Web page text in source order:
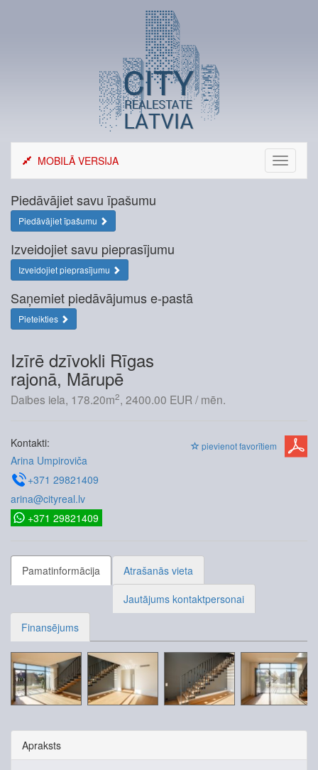
Toggle
MOBILĀ VERSIJA
Piedāvājiet savu īpašumu
Piedāvājiet īpašumu
Izveidojiet savu pieprasījumu
Izveidojiet pieprasījumu
Saņemiet piedāvājumus e-pastā
Pieteikties
Izīrē dzīvokli Rīgas
rajonā, Mārupē
Daibes iela, 178.20m2, 2400.00 EUR / mēn.
pievienot favorītiem
Kontakti:
Arina Umpiroviča
+371 29821409
arina@cityreal.lv
+371 29821409
Pamatinformācija
Atrašanās vieta
Jautājums kontaktpersonai
Finansējums
Apraksts